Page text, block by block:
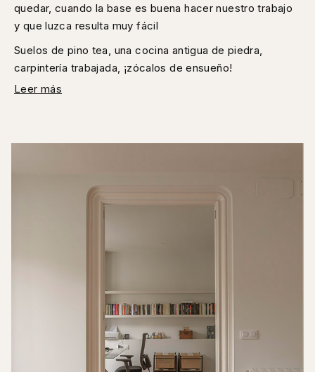
quedar, cuando la base es buena hacer nuestro trabajo
y que luzca resulta muy fácil
Suelos de pino tea, una cocina antigua de piedra,
carpintería trabajada, ¡zócalos de ensueño!
Leer más